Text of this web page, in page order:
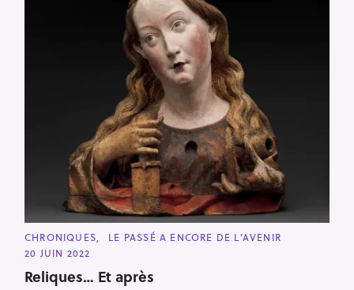
C
T
G
CHRONIQUES
LE PASSÉ A ENCORE DE L’AVENIR
20 JUIN 2022
Reliques… Et après